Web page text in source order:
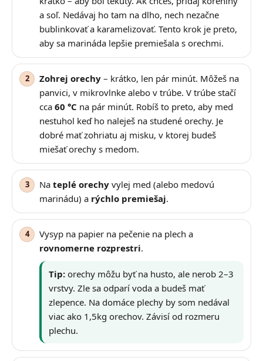
a soľ. Nedávaj ho tam na dlho, nech nezačne
bublinkovať a karamelizovať. Tento krok je preto,
aby sa marináda lepšie premiešala s orechmi.
Zohrej orechy – krátko, len pár minút. Môžeš na
panvici, v mikrovlnke alebo v trúbe. V trúbe stačí
cca 60 °C na pár minút. Robíš to preto, aby med
nestuhol keď ho naleješ na studené orechy. Je
dobré mať zohriatu aj misku, v ktorej budeš
miešať orechy s medom.
Na teplé orechy vylej med (alebo medovú
marinádu) a rýchlo premiešaj.
Vysyp na papier na pečenie na plech a
rovnomerne rozprestri.
Tip: orechy môžu byť na husto, ale nerob 2–3
vrstvy. Zle sa odparí voda a budeš mať
zlepence. Na domáce plechy by som nedával
viac ako 1,5kg orechov. Závisí od rozmeru
plechu.